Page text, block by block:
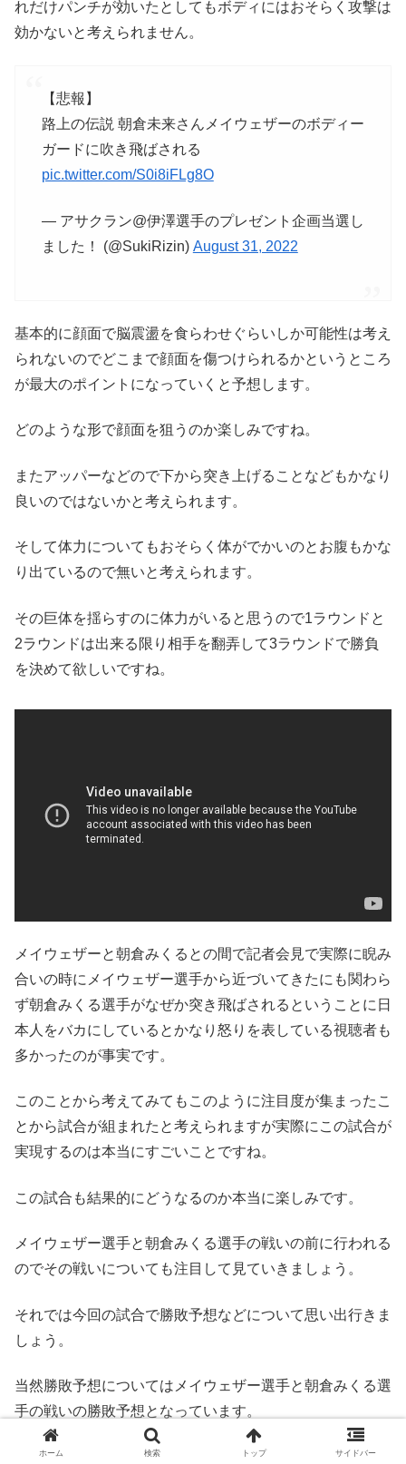
れだけパンチが効いたとしてもボディにはおそらく攻撃は
効かないと考えられません。
【悲報】
路上の伝説 朝倉未来さんメイウェザーのボディー
ガードに吹き飛ばされる
pic.twitter.com/S0i8iFLg8O
— アサクラン@伊澤選手のプレゼント企画当選し
ました！ (@SukiRizin) August 31, 2022
基本的に顔面で脳震盪を食らわせぐらいしか可能性は考え
られないのでどこまで顔面を傷つけられるかというところ
が最大のポイントになっていくと予想します。
どのような形で顔面を狙うのか楽しみですね。
またアッパーなどので下から突き上げることなどもかなり
良いのではないかと考えられます。
そして体力についてもおそらく体がでかいのとお腹もかな
り出ているので無いと考えられます。
その巨体を揺らすのに体力がいると思うので1ラウンドと
2ラウンドは出来る限り相手を翻弄して3ラウンドで勝負
を決めて欲しいですね。
メイウェザーと朝倉みくるとの間で記者会見で実際に睨み
合いの時にメイウェザー選手から近づいてきたにも関わら
ず朝倉みくる選手がなぜか突き飛ばされるということに日
本人をバカにしているとかなり怒りを表している視聴者も
多かったのが事実です。
このことから考えてみてもこのように注目度が集まったこ
とから試合が組まれたと考えられますが実際にこの試合が
実現するのは本当にすごいことですね。
この試合も結果的にどうなるのか本当に楽しみです。
メイウェザー選手と朝倉みくる選手の戦いの前に行われる
のでその戦いについても注目して見ていきましょう。
それでは今回の試合で勝敗予想などについて思い出行きま
しょう。
当然勝敗予想についてはメイウェザー選手と朝倉みくる選
手の戦いの勝敗予想となっています。
実際の勝敗予想がこちらです！
ホーム 検索 トップ サイドバー